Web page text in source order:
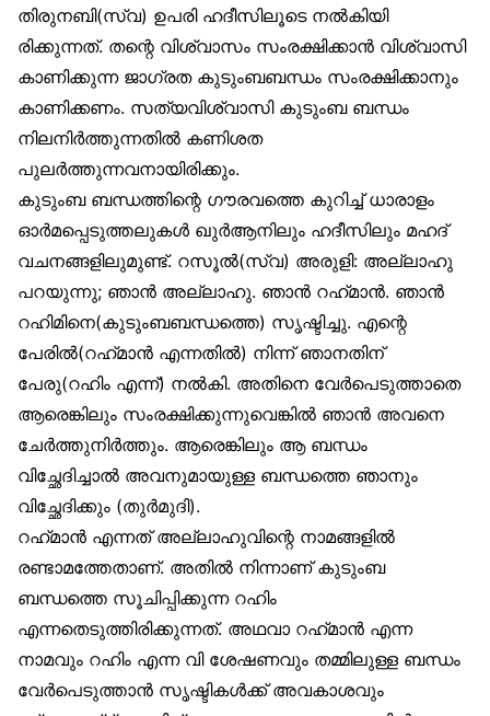
തിരുനബി(സ്വ) ഉപരി ഹദീസിലൂടെ നൽകിയി
രിക്കുന്നത്. തന്റെ വിശ്വാസം സംരക്ഷിക്കാൻ വിശ്വാസി
കാണിക്കുന്ന ജാഗ്രത കുടുംബബന്ധം സംരക്ഷിക്കാനും
കാണിക്കണം. സത്യവിശ്വാസി കുടുംബ ബന്ധം
നിലനിർത്തുന്നതിൽ കണിശത
പുലർത്തുന്നവനായിരിക്കും.
കുടുംബ ബന്ധത്തിന്റെ ഗൗരവത്തെ കുറിച്ച് ധാരാളം
ഓർമപ്പെടുത്തലുകൾ ഖുർആനിലും ഹദീസിലും മഹദ്
വചനങ്ങളിലുമുണ്ട്. റസൂൽ(സ്വ) അരുളി: അല്ലാഹു
പറയുന്നു; ഞാൻ അല്ലാഹു. ഞാൻ റഹ്‌മാൻ. ഞാൻ
റഹിമിനെ(കുടുംബബന്ധത്തെ) സൃഷ്ടിച്ചു. എന്റെ
പേരിൽ(റഹ്‌മാൻ എന്നതിൽ) നിന്ന് ഞാനതിന്
പേരു(റഹിം എന്ന്) നൽകി. അതിനെ വേർപെടുത്താതെ
ആരെങ്കിലും സംരക്ഷിക്കുന്നുവെങ്കിൽ ഞാൻ അവനെ
ചേർത്തുനിർത്തും. ആരെങ്കിലും ആ ബന്ധം
വിച്ഛേദിച്ചാൽ അവനുമായുള്ള ബന്ധത്തെ ഞാനും
വിച്ഛേദിക്കും (തുർമുദി).
റഹ്‌മാൻ എന്നത് അല്ലാഹുവിന്റെ നാമങ്ങളിൽ
രണ്ടാമത്തേതാണ്. അതിൽ നിന്നാണ് കുടുംബ
ബന്ധത്തെ സൂചിപ്പിക്കുന്ന റഹിം
എന്നതെടുത്തിരിക്കുന്നത്. അഥവാ റഹ്‌മാൻ എന്ന
നാമവും റഹിം എന്ന വി ശേഷണവും തമ്മിലുള്ള ബന്ധം
വേർപെടുത്താൻ സൃഷ്ടികൾക്ക് അവകാശവും